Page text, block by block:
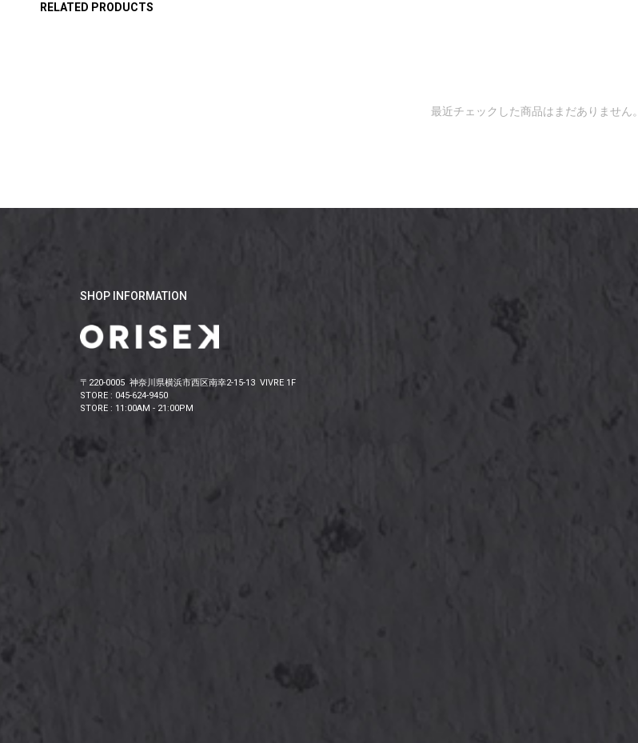
RELATED PRODUCTS
最近チェックした商品はまだありません。
SHOP INFORMATION
〒220-0005 神奈川県横浜市西区南幸2-15-13 VIVRE 1F
STORE : 045-624-9450
STORE : 11:00AM - 21:00PM